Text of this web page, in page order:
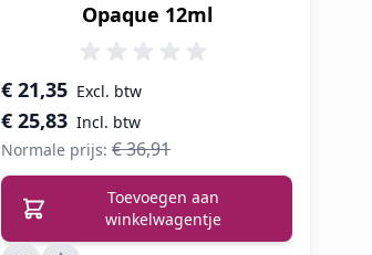
Opaque 12ml
Speciale prijs
€ 25,83
€ 21,35
Normale prijs: € 36,91
Toevoegen aan
winkelwagentje